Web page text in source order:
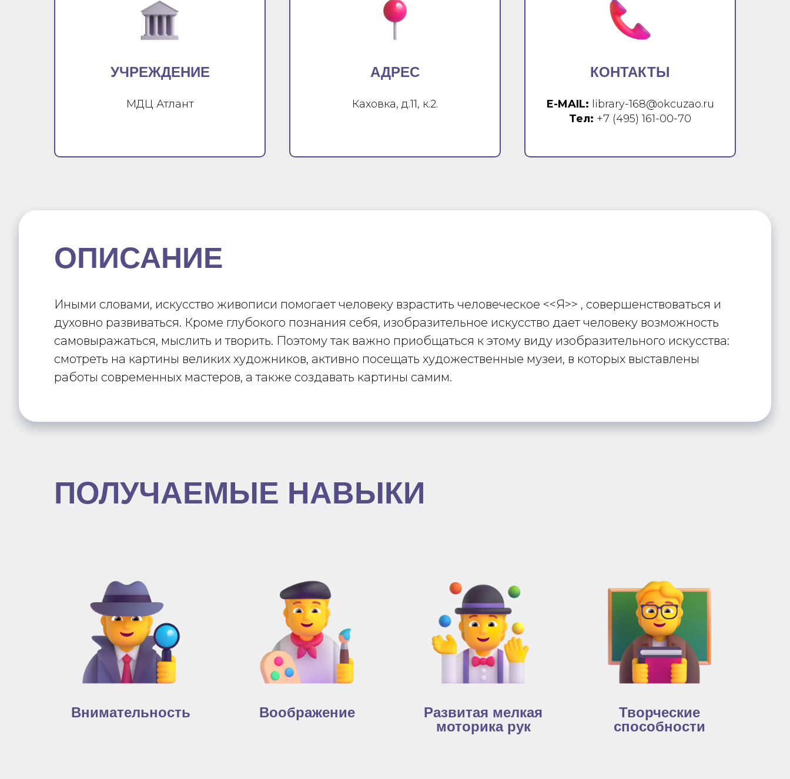
УЧРЕЖДЕНИЕ
МДЦ Атлант
АДРЕС
Каховка, д.11, к.2.
КОНТАКТЫ
E-MAIL: library-168@okcuzao.ru
Тел: +7 (495) 161-00-70
ОПИСАНИЕ
Иными словами, искусство живописи помогает человеку взрастить человеческое <<Я>> , совершенствоваться и
духовно развиваться. Кроме глубокого познания себя, изобразительное искусство дает человеку возможность
самовыражаться, мыслить и творить. Поэтому так важно приобщаться к этому виду изобразительного искусства:
смотреть на картины великих художников, активно посещать художественные музеи, в которых выставлены
работы современных мастеров, а также создавать картины самим.
ПОЛУЧАЕМЫЕ НАВЫКИ
Внимательность Воображение
Развитая мелкая
моторика рук
Творческие
способности